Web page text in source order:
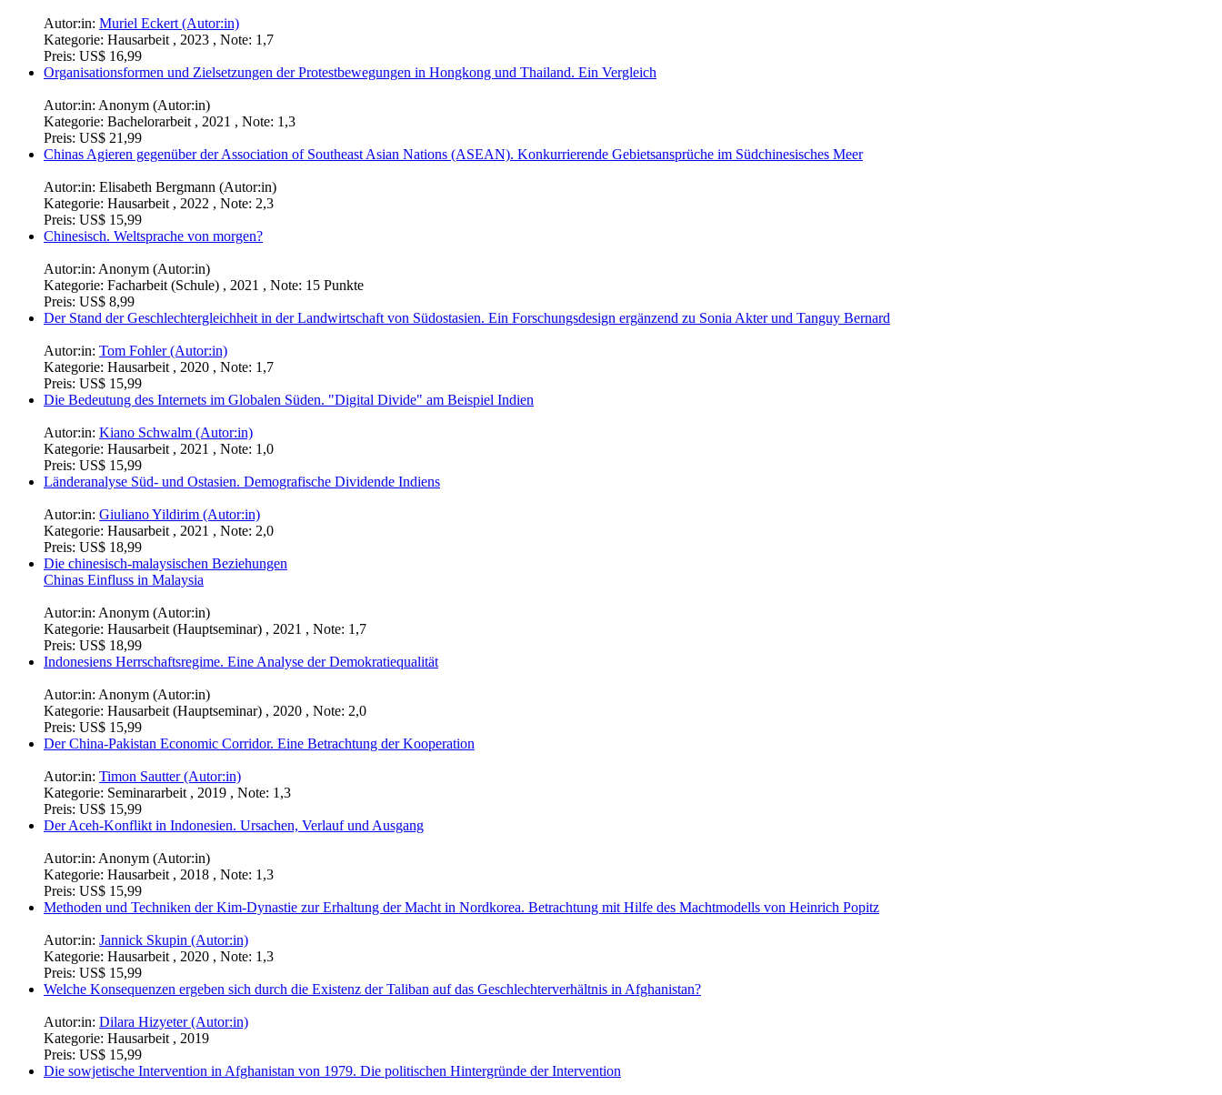
Autor:in: Muriel Eckert (Autor:in)
Kategorie: Hausarbeit , 2023 , Note: 1,7
Preis: US$ 16,99
Organisationsformen und Zielsetzungen der Protestbewegungen in Hongkong und Thailand. Ein Vergleich
Autor:in: Anonym (Autor:in)
Kategorie: Bachelorarbeit , 2021 , Note: 1,3
Preis: US$ 21,99
Chinas Agieren gegenüber der Association of Southeast Asian Nations (ASEAN). Konkurrierende Gebietsansprüche im Südchinesisches Meer
Autor:in: Elisabeth Bergmann (Autor:in)
Kategorie: Hausarbeit , 2022 , Note: 2,3
Preis: US$ 15,99
Chinesisch. Weltsprache von morgen?
Autor:in: Anonym (Autor:in)
Kategorie: Facharbeit (Schule) , 2021 , Note: 15 Punkte
Preis: US$ 8,99
Der Stand der Geschlechtergleichheit in der Landwirtschaft von Südostasien. Ein Forschungsdesign ergänzend zu Sonia Akter und Tanguy Bernard
Autor:in: Tom Fohler (Autor:in)
Kategorie: Hausarbeit , 2020 , Note: 1,7
Preis: US$ 15,99
Die Bedeutung des Internets im Globalen Süden. "Digital Divide" am Beispiel Indien
Autor:in: Kiano Schwalm (Autor:in)
Kategorie: Hausarbeit , 2021 , Note: 1,0
Preis: US$ 15,99
Länderanalyse Süd- und Ostasien. Demografische Dividende Indiens
Autor:in: Giuliano Yildirim (Autor:in)
Kategorie: Hausarbeit , 2021 , Note: 2,0
Preis: US$ 18,99
Die chinesisch-malaysischen Beziehungen
Chinas Einfluss in Malaysia
Autor:in: Anonym (Autor:in)
Kategorie: Hausarbeit (Hauptseminar) , 2021 , Note: 1,7
Preis: US$ 18,99
Indonesiens Herrschaftsregime. Eine Analyse der Demokratiequalität
Autor:in: Anonym (Autor:in)
Kategorie: Hausarbeit (Hauptseminar) , 2020 , Note: 2,0
Preis: US$ 15,99
Der China-Pakistan Economic Corridor. Eine Betrachtung der Kooperation
Autor:in: Timon Sautter (Autor:in)
Kategorie: Seminararbeit , 2019 , Note: 1,3
Preis: US$ 15,99
Der Aceh-Konflikt in Indonesien. Ursachen, Verlauf und Ausgang
Autor:in: Anonym (Autor:in)
Kategorie: Hausarbeit , 2018 , Note: 1,3
Preis: US$ 15,99
Methoden und Techniken der Kim-Dynastie zur Erhaltung der Macht in Nordkorea. Betrachtung mit Hilfe des Machtmodells von Heinrich Popitz
Autor:in: Jannick Skupin (Autor:in)
Kategorie: Hausarbeit , 2020 , Note: 1,3
Preis: US$ 15,99
Welche Konsequenzen ergeben sich durch die Existenz der Taliban auf das Geschlechterverhältnis in Afghanistan?
Autor:in: Dilara Hizyeter (Autor:in)
Kategorie: Hausarbeit , 2019
Preis: US$ 15,99
Die sowjetische Intervention in Afghanistan von 1979. Die politischen Hintergründe der Intervention